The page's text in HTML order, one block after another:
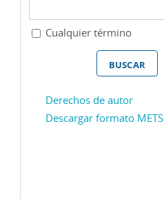
Cualquier término
Derechos de autor
Descargar formato METS